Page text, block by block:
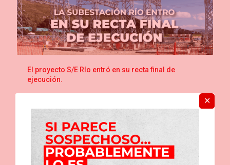
El proyecto S/E Río entró en su recta final de
ejecución.
Read more
✕